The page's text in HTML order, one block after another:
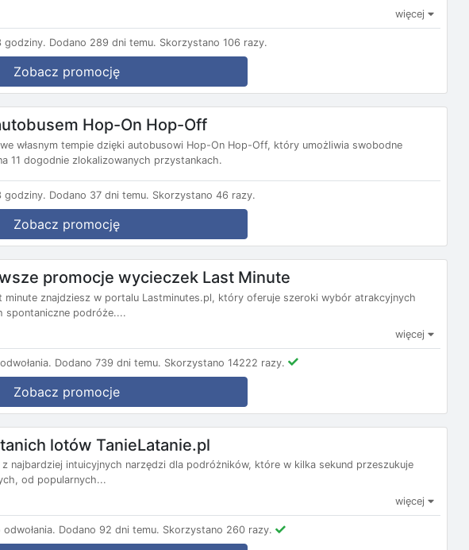
więcej
godziny. Dodano 289 dni temu. Skorzystano 106 razy.
Zobacz promocję
Hop-On Hop-Off
własnym tempie dzięki autobusowi Hop-On Hop-Off, który umożliwia swobodne
11 dogodnie zlokalizowanych przystankach.
godziny. Dodano 37 dni temu. Skorzystano 46 razy.
Zobacz promocję
promocje wycieczek Last Minute
minute znajdziesz w portalu Lastminutes.pl, który oferuje szeroki wybór atrakcyjnych
podróże....
więcej
Dodano 739 dni temu. Skorzystano 14222 razy.
Zobacz promocje
lotów TanieLatanie.pl
najbardziej intuicyjnych narzędzi dla podróżników, które w kilka sekund przeszukuje
od popularnych...
więcej
Dodano 92 dni temu. Skorzystano 260 razy.